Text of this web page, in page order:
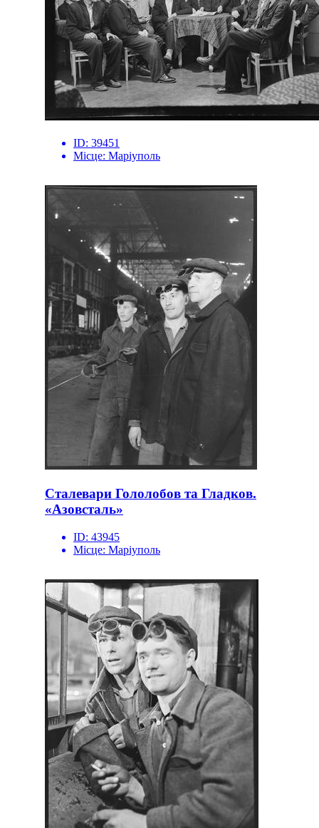
ID: 39451
Місце: Маріуполь
Сталевари Гололобов та Гладков.
«Азовсталь»
ID: 43945
Місце: Маріуполь